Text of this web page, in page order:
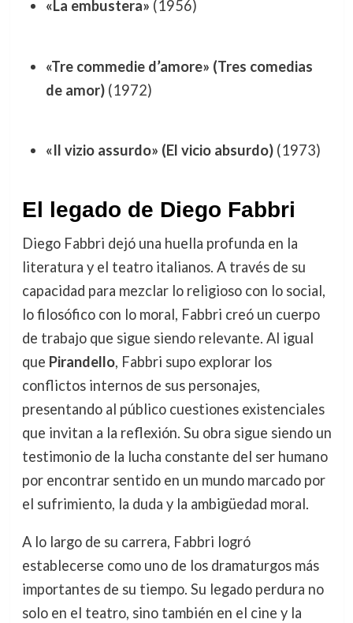
«La embustera» (1956)
«Tre commedie d’amore» (Tres comedias
de amor)(1972)
«Il vizio assurdo» (El vicio absurdo)(1973)
El legado de Diego Fabbri
Diego Fabbri dejó una huella profunda en la
literatura y el teatro italianos. A través de su
capacidad para mezclar lo religioso con lo social,
lo filosófico con lo moral, Fabbri creó un cuerpo
de trabajo que sigue siendo relevante. Al igual
que Pirandello, Fabbri supo explorar los
conflictos internos de sus personajes,
presentando al público cuestiones existenciales
que invitan a la reflexión. Su obra sigue siendo un
testimonio de la lucha constante del ser humano
por encontrar sentido en un mundo marcado por
el sufrimiento, la duda y la ambigüedad moral.
A lo largo de su carrera, Fabbri logró
establecerse como uno de los dramaturgos más
importantes de su tiempo. Su legado perdura no
solo en el teatro, sino también en el cine y la